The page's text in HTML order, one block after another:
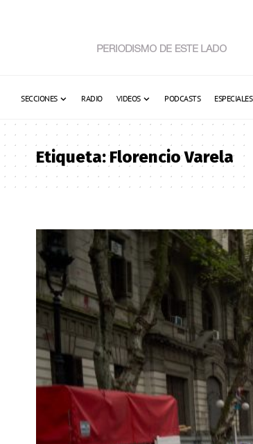
SECCIONES RADIO VIDEOS PODCASTS ESPECIALES
Etiqueta:Florencio Varela